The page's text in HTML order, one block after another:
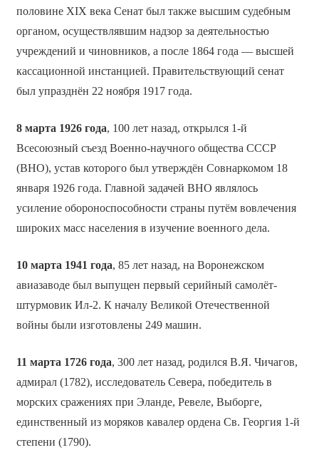
половине XIX века Сенат был также высшим судебным
органом, осуществлявшим надзор за деятельностью
учреждений и чиновников, а после 1864 года — высшей
кассационной инстанцией. Правительствующий сенат
был упразднён 22 ноября 1917 года.
8 марта 1926 года, 100 лет назад, открылся 1-й
Всесоюзный съезд Военно-научного общества СССР
(ВНО), устав которого был утверждён Совнаркомом 18
января 1926 года. Главной задачей ВНО являлось
усиление обороноспособности страны путём вовлечения
широких масс населения в изучение военного дела.
10 марта 1941 года, 85 лет назад, на Воронежском
авиазаводе был выпущен первый серийный самолёт-
штурмовик Ил-2. К началу Великой Отечественной
войны были изготовлены 249 машин.
11 марта 1726 года, 300 лет назад, родился В.Я. Чичагов,
адмирал (1782), исследователь Севера, победитель в
морских сражениях при Эланде, Ревеле, Выборге,
единственный из моряков кавалер ордена Св. Георгия 1-й
степени (1790).